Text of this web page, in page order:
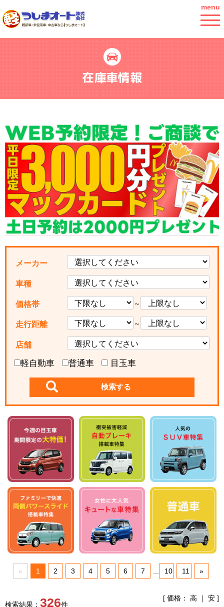
menu
在庫車情報
メーカー
車種
価格帯 ～
走行距離 ～
店舗
軽自動車 普通車 目玉車
« 1 2 3 4 5 6 7 10 11 »
検索結果： 326件
[ 価格： 高 ｜ 安 ]